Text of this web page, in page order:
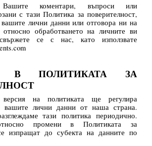
Вашите коментари, въпроси или
с тази Политика за поверителност,
вашите лични данни или отговора ни на
обработването на личните ви
се с нас, като използвате
В ПОЛИТИКАТА ЗА
версия на политиката ще регулира
вашите лични данни от наша страна.
тази политика периодично.
промени в Политиката за
изпращат до субекта на данните по